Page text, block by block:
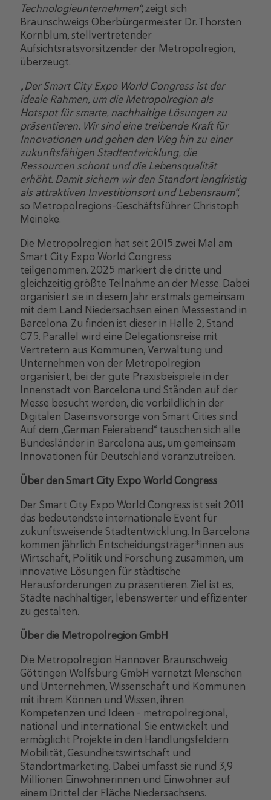
Technologieunternehmen“,zeigt sich
Braunschweigs Oberbürgermeister Dr. Thorsten
Kornblum, stellvertretender
Aufsichtsratsvorsitzender der Metropolregion,
überzeugt.
„Der Smart City Expo World Congress ist der
ideale Rahmen, um die Metropolregion als
Hotspot für smarte, nachhaltige Lösungen zu
präsentieren. Wir sind eine treibende Kraft für
Innovationen und gehen den Weg hin zu einer
zukunftsfähigen Stadtentwicklung, die
Ressourcen schont und die Lebensqualität
erhöht. Damit sichern wir den Standort langfristig
als attraktiven Investitionsort und Lebensraum“,
so Metropolregions-Geschäftsführer Christoph
Meineke.
Die Metropolregion hat seit 2015 zwei Mal am
Smart City Expo World Congress
teilgenommen. 2025 markiert die dritte und
gleichzeitig größte Teilnahme an der Messe. Dabei
organisiert sie in diesem Jahr erstmals gemeinsam
mit dem Land Niedersachsen einen Messestand in
Barcelona. Zu finden ist dieser in Halle 2, Stand
C75. Parallel wird eine Delegationsreise mit
Vertretern aus Kommunen, Verwaltung und
Unternehmen von der Metropolregion
organisiert, bei der gute Praxisbeispiele in der
Innenstadt von Barcelona und Ständen auf der
Messe besucht werden, die vorbildlich in der
Digitalen Daseinsvorsorge von Smart Cities sind.
Auf dem „German Feierabend“ tauschen sich alle
Bundesländer in Barcelona aus, um gemeinsam
Innovationen für Deutschland voranzutreiben.
Über den Smart City Expo World Congress
Der Smart City Expo World Congress ist seit 2011
das bedeutendste internationale Event für
zukunftsweisende Stadtentwicklung. In Barcelona
kommen jährlich Entscheidungsträger*innen aus
Wirtschaft, Politik und Forschung zusammen, um
innovative Lösungen für städtische
Herausforderungen zu präsentieren. Ziel ist es,
Städte nachhaltiger, lebenswerter und effizienter
zu gestalten.
Über die Metropolregion GmbH
Die Metropolregion Hannover Braunschweig
Göttingen Wolfsburg GmbH vernetzt Menschen
und Unternehmen, Wissenschaft und Kommunen
mit ihrem Können und Wissen, ihren
Kompetenzen und Ideen – metropolregional,
national und international. Sie entwickelt und
ermöglicht Projekte in den Handlungsfeldern
Mobilität, Gesundheitswirtschaft und
Standortmarketing. Dabei umfasst sie rund 3,9
Millionen Einwohnerinnen und Einwohner auf
einem Drittel der Fläche Niedersachsens.